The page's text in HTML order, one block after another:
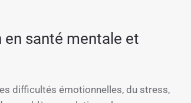
santé mentale et
difficultés émotionnelles, du stress,